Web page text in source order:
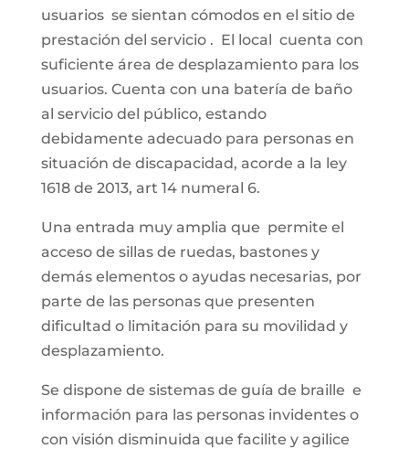
usuarios se sientan cómodos en el sitio de
prestación del servicio . El local cuenta con
suficiente área de desplazamiento para los
usuarios. Cuenta con una batería de baño
al servicio del público, estando
debidamente adecuado para personas en
situación de discapacidad, acorde a la ley
1618 de 2013, art 14 numeral 6.
Una entrada muy amplia que permite el
acceso de sillas de ruedas, bastones y
demás elementos o ayudas necesarias, por
parte de las personas que presenten
dificultad o limitación para su movilidad y
desplazamiento.
Se dispone de sistemas de guía de braille e
información para las personas invidentes o
con visión disminuida que facilite y agilice